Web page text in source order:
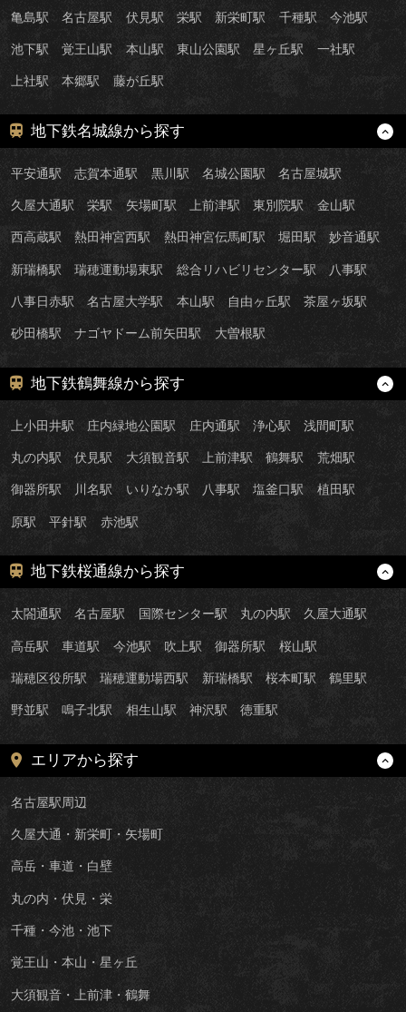
亀島駅 名古屋駅 伏見駅 栄駅 新栄町駅 千種駅 今池駅
池下駅 覚王山駅 本山駅 東山公園駅 星ヶ丘駅 一社駅
上社駅 本郷駅 藤が丘駅
地下鉄名城線から探す
平安通駅 志賀本通駅 黒川駅 名城公園駅 名古屋城駅
久屋大通駅 栄駅 矢場町駅 上前津駅 東別院駅 金山駅
西高蔵駅 熱田神宮西駅 熱田神宮伝馬町駅 堀田駅 妙音通駅
新瑞橋駅 瑞穂運動場東駅 総合リハビリセンター駅 八事駅
八事日赤駅 名古屋大学駅 本山駅 自由ヶ丘駅 茶屋ヶ坂駅
砂田橋駅 ナゴヤドーム前矢田駅 大曽根駅
地下鉄鶴舞線から探す
上小田井駅 庄内緑地公園駅 庄内通駅 浄心駅 浅間町駅
丸の内駅 伏見駅 大須観音駅 上前津駅 鶴舞駅 荒畑駅
御器所駅 川名駅 いりなか駅 八事駅 塩釜口駅 植田駅
原駅 平針駅 赤池駅
地下鉄桜通線から探す
太閤通駅 名古屋駅 国際センター駅 丸の内駅 久屋大通駅
高岳駅 車道駅 今池駅 吹上駅 御器所駅 桜山駅
瑞穂区役所駅 瑞穂運動場西駅 新瑞橋駅 桜本町駅 鶴里駅
野並駅 鳴子北駅 相生山駅 神沢駅 徳重駅
エリアから探す
名古屋駅周辺
久屋大通・新栄町・矢場町
高岳・車道・白壁
丸の内・伏見・栄
千種・今池・池下
覚王山・本山・星ヶ丘
大須観音・上前津・鶴舞